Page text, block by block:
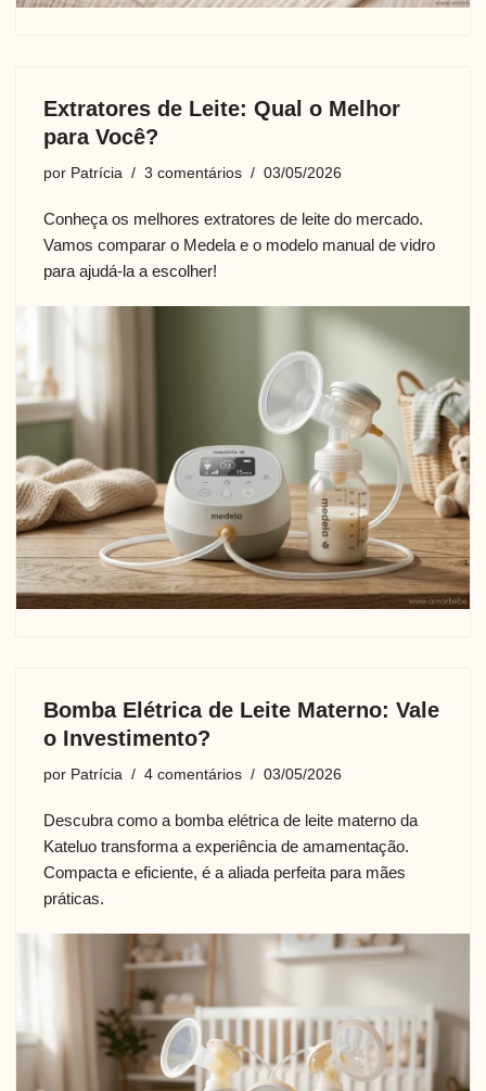
Extratores de Leite: Qual o Melhor
para Você?
por Patrícia 3 comentários 03/05/2026
Conheça os melhores extratores de leite do mercado.
Vamos comparar o Medela e o modelo manual de vidro
para ajudá-la a escolher!
Bomba Elétrica de Leite Materno: Vale
o Investimento?
por Patrícia 4 comentários 03/05/2026
Descubra como a bomba elétrica de leite materno da
Kateluo transforma a experiência de amamentação.
Compacta e eficiente, é a aliada perfeita para mães
práticas.